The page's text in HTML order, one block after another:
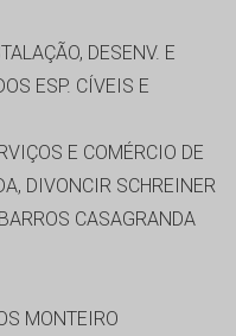
DESENV. E
ESP. CÍVEIS E
E COMÉRCIO DE
DIVONCIR SCHREINER
CASAGRANDA
MONTEIRO